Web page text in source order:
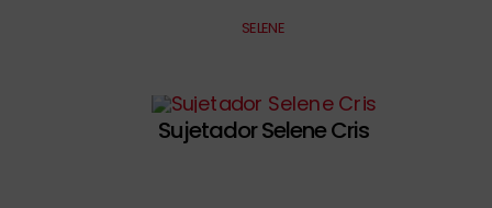
SELENE
Sujetador Selene Cris